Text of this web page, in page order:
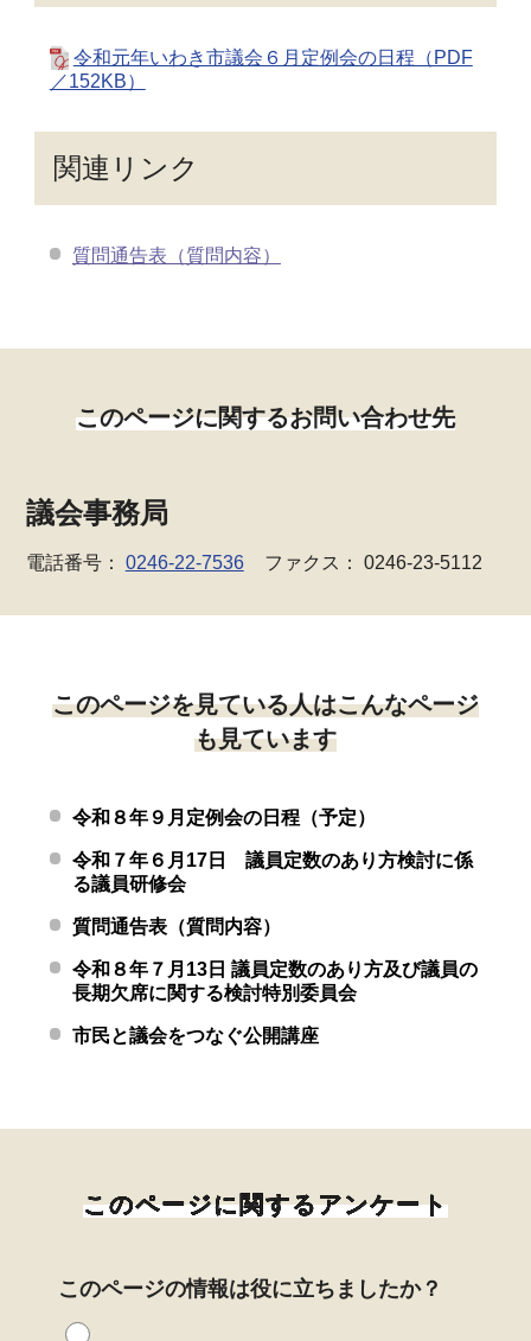
令和元年いわき市議会６月定例会の日程（PDF
／152KB）
関連リンク
質問通告表（質問内容）
このページに関するお問い合わせ先
議会事務局
電話番号： 0246-22-7536 ファクス： 0246-23-5112
このページを見ている人はこんなページ
も見ています
令和８年９月定例会の日程（予定）
令和７年６月17日 議員定数のあり方検討に係
る議員研修会
質問通告表（質問内容）
令和８年７月13日 議員定数のあり方及び議員の
長期欠席に関する検討特別委員会
市民と議会をつなぐ公開講座
このページに関するアンケート
このページの情報は役に立ちましたか？